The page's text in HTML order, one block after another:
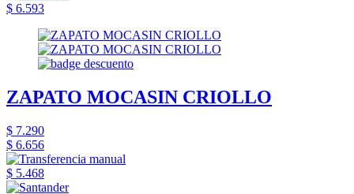
$ 6.593
ZAPATO MOCASIN CRIOLLO
$ 7.290
$ 6.656
$ 5.468